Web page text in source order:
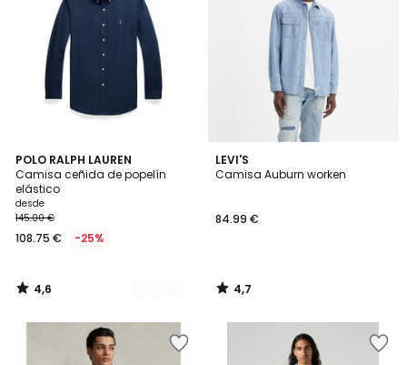
POLO RALPH LAUREN
Camisa ceñida de popelín
elástico
desde
145.00 €
108.75 € -25%
4,6
/ 5
4
Colores
4,6
/
LEVI'S
Camisa Auburn worken
84.99 €
4,7
/ 5
4,7
/